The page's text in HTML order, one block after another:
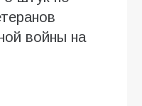
войны на